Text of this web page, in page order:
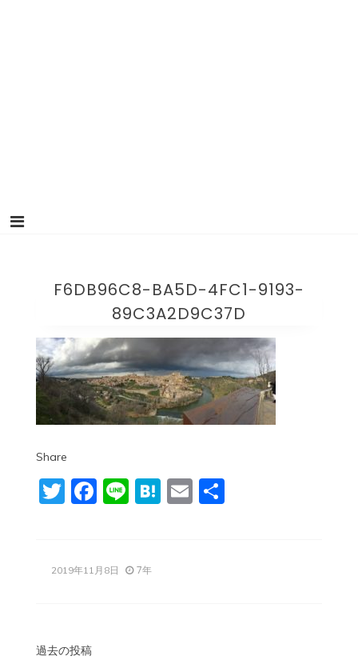
F6DB96C8-BA5D-4FC1-9193-
89C3A2D9C37D
Share
Twitter
Facebook
LineHatena
Email
共
2019年11月8日 7年
投
過去の投稿